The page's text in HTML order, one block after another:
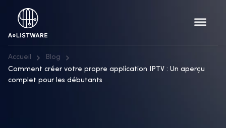
Accueil
Blog
Comment créer votre propre application IPTV : Un aperçu
complet pour les débutants